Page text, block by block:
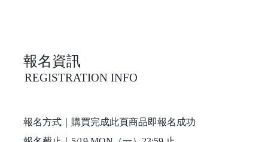
報名資訊
REGISTRATION INFO
報名方式｜購買完成此頁商品即報名成功